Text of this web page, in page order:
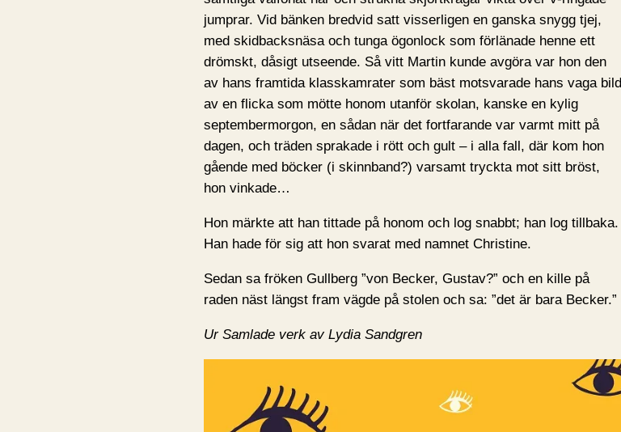
jumprar. Vid bänken bredvid satt visserligen en ganska snygg tjej,
med skidbacksnäsa och tunga ögonlock som förlänade henne ett
drömskt, dåsigt utseende. Så vitt Martin kunde avgöra var hon den
av hans framtida klasskamrater som bäst motsvarade hans vaga bild
av en flicka som mötte honom utanför skolan, kanske en kylig
septembermorgon, en sådan när det fortfarande var varmt mitt på
dagen, och träden sprakade i rött och gult – i alla fall, där kom hon
gående med böcker (i skinnband?) varsamt tryckta mot sitt bröst,
hon vinkade…
Hon märkte att han tittade på honom och log snabbt; han log tillbaka.
Han hade för sig att hon svarat med namnet Christine.
Sedan sa fröken Gullberg ”von Becker, Gustav?” och en kille på
raden näst längst fram vägde på stolen och sa: ”det är bara Becker.”
Ur Samlade verk av Lydia Sandgren